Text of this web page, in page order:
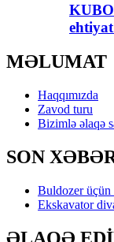
MƏLUMAT
Haqqımızda
Zavod turu
Bizimlə əlaqə
SON
Buldozer üçün
Ekskavator